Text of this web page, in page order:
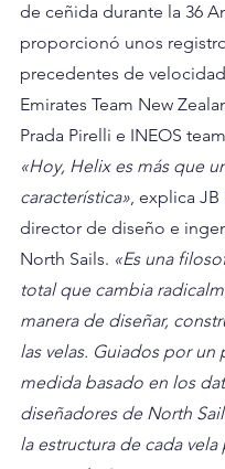
de ceñida durante la 36
proporcionó unos
precedentes de
Emirates Team New
Prada Pirelli e INEOS
«Hoy, Helix es más que
característica» , explica JB
director de diseño e
North Sails. «Es una
total que cambia
manera de diseñar,
las velas. Guiados por un
medida basado en los
diseñadores de North
la estructura de cada